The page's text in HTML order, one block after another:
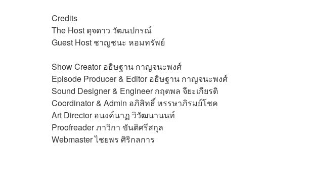
Credits
The Host ดุจดาว วัฒนปกรณ์
Guest Host ชาญชนะ หอมทรัพย์
Show Creator อธิษฐาน กาญจนะพงศ์
Episode Producer & Editor อธิษฐาน กาญจนะพงศ์
Sound Designer & Engineerกฤตพล จียะเกียรติ
Coordinator & Admin อภิสิทธิ์​ หรรษาภิรมย์โชค
Art Director อนงค์นาฏ วิวัฒนานนท์
Proofreaderภาวิกา ขันติศรีสกุล
Webmasterไชยพร ศิริกลการ